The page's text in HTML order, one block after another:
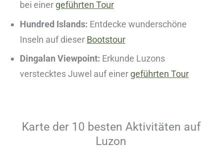
bei einer geführten Tour
Hundred Islands: Entdecke wunderschöne
Inseln auf dieser Bootstour
Dingalan Viewpoint: Erkunde Luzons
verstecktes Juwel auf einer geführten Tour
Karte der 10 besten Aktivitäten auf
Luzon